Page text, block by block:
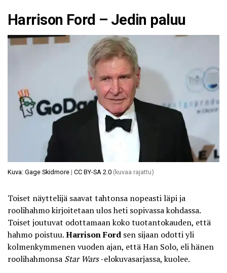
Harrison Ford – Jedin paluu
Kuva: Gage Skidmore | CC BY-SA 2.0 (kuvaa rajattu)
Toiset näyttelijä saavat tahtonsa nopeasti läpi ja
roolihahmo kirjoitetaan ulos heti sopivassa kohdassa.
Toiset joutuvat odottamaan koko tuotantokauden, että
hahmo poistuu.Harrison Ford sen sijaan odotti yli
kolmenkymmenen vuoden ajan, että Han Solo, eli hänen
roolihahmonsa Star Wars-elokuvasarjassa, kuolee.